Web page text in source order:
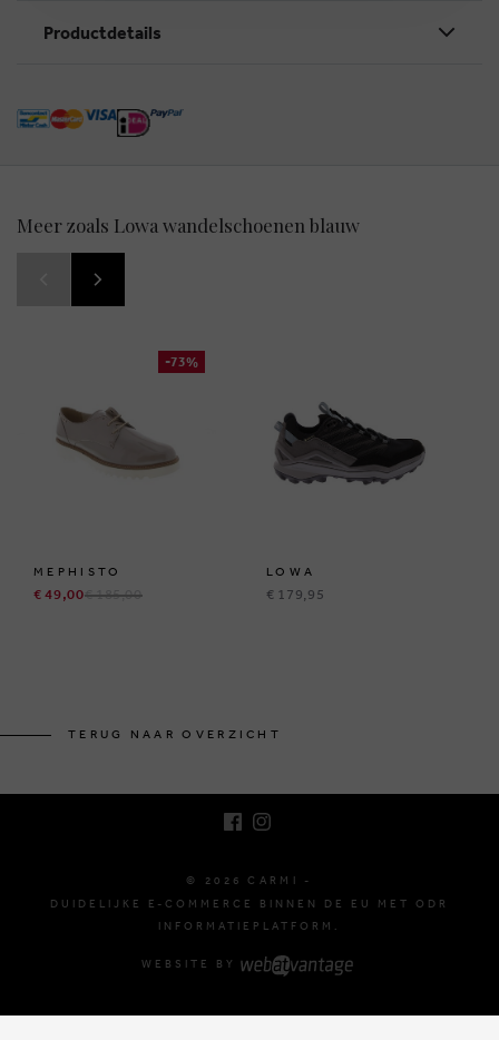
Productdetails
Meer zoals Lowa wandelschoenen blauw
-73%
MEPHISTO
€ 49,00€ 185,00
LOWA
€ 179,95
TERUG NAAR OVERZICHT
© 2026 CARMI -
DUIDELIJKE E-COMMERCE BINNEN DE EU MET ODR
INFORMATIEPLATFORM.
WEBSITE BY